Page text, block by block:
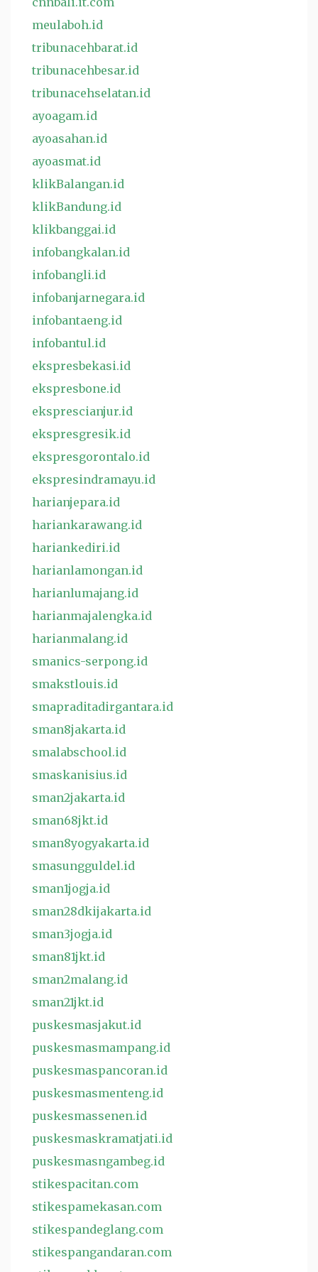
meulaboh.id
tribunacehbarat.id
tribunacehbesar.id
tribunacehselatan.id
ayoagam.id
ayoasahan.id
ayoasmat.id
klikBalangan.id
klikBandung.id
klikbanggai.id
infobangkalan.id
infobangli.id
infobanjarnegara.id
infobantaeng.id
infobantul.id
ekspresbekasi.id
ekspresbone.id
eksprescianjur.id
ekspresgresik.id
ekspresgorontalo.id
ekspresindramayu.id
harianjepara.id
hariankarawang.id
hariankediri.id
harianlamongan.id
harianlumajang.id
harianmajalengka.id
harianmalang.id
smanics-serpong.id
smakstlouis.id
smapraditadirgantara.id
sman8jakarta.id
smalabschool.id
smaskanisius.id
sman2jakarta.id
sman68jkt.id
sman8yogyakarta.id
smasungguldel.id
sman1jogja.id
sman28dkijakarta.id
sman3jogja.id
sman81jkt.id
sman2malang.id
sman21jkt.id
puskesmasjakut.id
puskesmasmampang.id
puskesmaspancoran.id
puskesmasmenteng.id
puskesmassenen.id
puskesmaskramatjati.id
puskesmasngambeg.id
stikespacitan.com
stikespamekasan.com
stikespandeglang.com
stikespangandaran.com